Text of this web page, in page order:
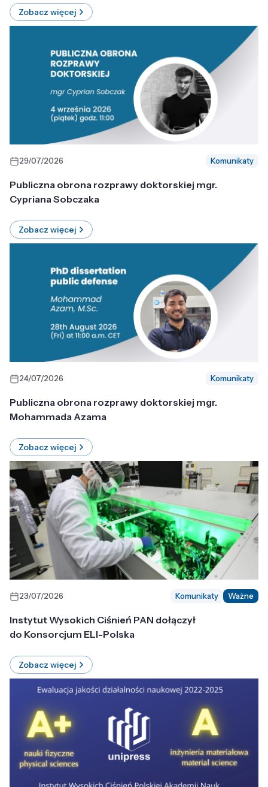
Zobacz więcej
29/07/2026 Komunikaty
Publiczna obrona rozprawy doktorskiej mgr.
Cypriana Sobczaka
Zobacz więcej
24/07/2026 Komunikaty
Publiczna obrona rozprawy doktorskiej mgr.
Mohammada Azama
Zobacz więcej
23/07/2026 Komunikaty Ważne
Instytut Wysokich Ciśnień PAN dołączył
do Konsorcjum ELI-Polska
Zobacz więcej